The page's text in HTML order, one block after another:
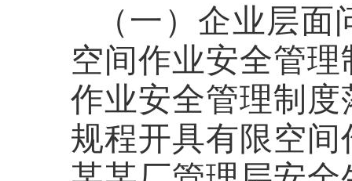
（一）企业层面
空间作业安全管
作业安全管理制
规程开具有限空